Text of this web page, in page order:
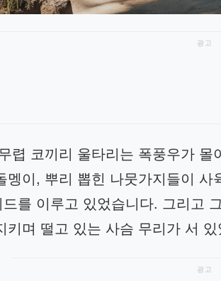
광고
렵 코끼리 울타리는 폭풍우가
멩이, 뿌리 뽑힌 나뭇가지들이
를 이루고 있었습니다. 그리고
키며 떨고 있는 사슴 무리가 서
광고